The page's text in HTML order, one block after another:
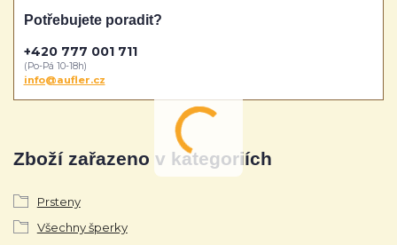
Zboží zařazeno v kategoriích
Prsteny
Všechny šperky
Potřebujete poradit?
+420 777 001 711
(Po-Pá 10-18h)
info@aufler.cz